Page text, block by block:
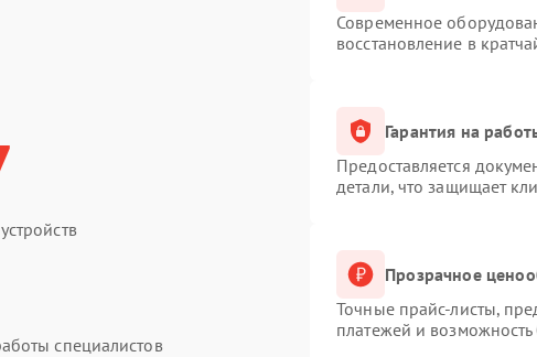
специалистов
Современное
восстановление в
Гарантия на
Предоставляется
детали, что защищает
Прозрачное
Точные прайс-листы,
платежей и